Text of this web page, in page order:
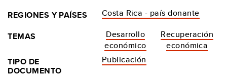
REGIONES Y PAÍSES
Costa Rica - país donante
TEMAS
Desarrollo
económico
Recuperación
económica
TIPO DE
DOCUMENTO
Publicación